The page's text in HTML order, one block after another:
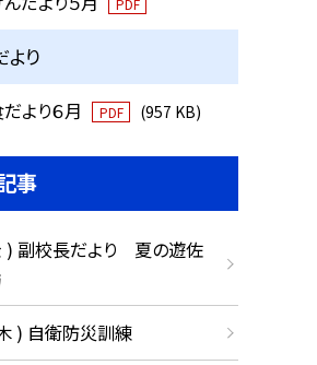
PDF
より
より６月 PDF (957 KB)
事
) 副校長だより 夏の遊佐
) 自衛防災訓練